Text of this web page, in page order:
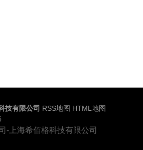
技有限公司 RSS地图 HTML地图
-上海希佰格科技有限公司